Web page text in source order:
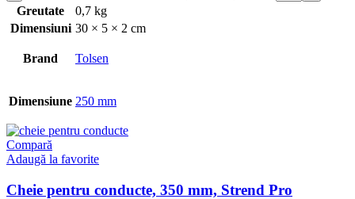
Greutate
0,7 kg
Dimensiuni 30 × 5 × 2 cm
Brand Tolsen
Dimensiune 250 mm
Compară
Adaugă la favorite
Cheie pentru conducte, 350 mm, Strend Pro